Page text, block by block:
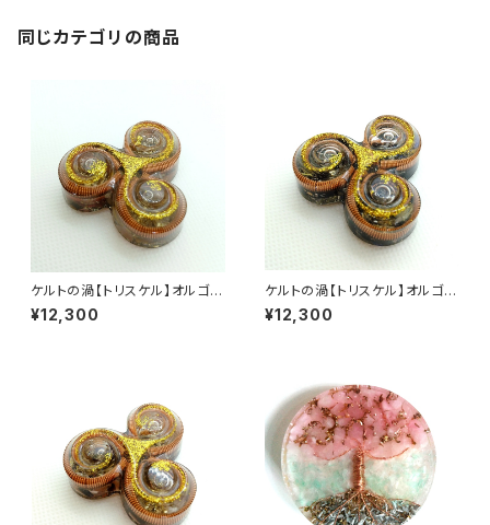
同じカテゴリの商品
ケルトの渦【トリスケル】オルゴナ
イト
¥12,300
ケルトの渦【トリスケル】オルゴナ
イト
¥12,300